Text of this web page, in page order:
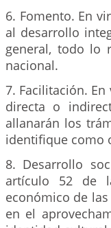
6. Fomento. En
al desarrollo
general, todo lo
nacional.
7. Facilitación.
directa o
allanarán los
identifique como
8. Desarrollo
artículo 52 de
económico de
en el